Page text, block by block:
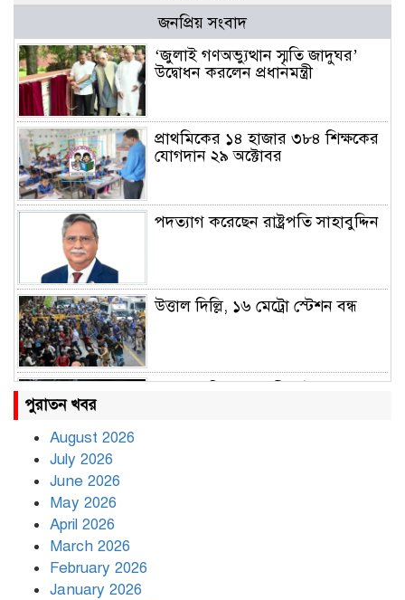
জনপ্রিয় সংবাদ
‘জুলাই গণঅভ্যুত্থান স্মৃতি জাদুঘর’
উদ্বোধন করলেন প্রধানমন্ত্রী
প্রাথমিকের ১৪ হাজার ৩৮৪ শিক্ষকের
যোগদান ২৯ অক্টোবর
পদত্যাগ করেছেন রাষ্ট্রপতি সাহাবুদ্দিন
উত্তাল দিল্লি, ১৬ মেট্রো স্টেশন বন্ধ
পুরাতন খবর
August 2026
July 2026
June 2026
May 2026
April 2026
March 2026
February 2026
January 2026